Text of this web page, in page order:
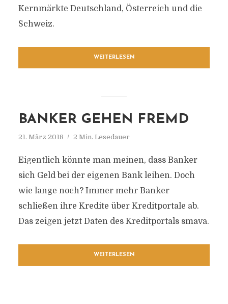
Kernmärkte Deutschland, Österreich und die
Schweiz.
WEITERLESEN
BANKER GEHEN FREMD
21. März 2018 2 Min. Lesedauer
Eigentlich könnte man meinen, dass Banker
sich Geld bei der eigenen Bank leihen. Doch
wie lange noch? Immer mehr Banker
schließen ihre Kredite über Kreditportale ab.
Das zeigen jetzt Daten des Kreditportals smava.
WEITERLESEN